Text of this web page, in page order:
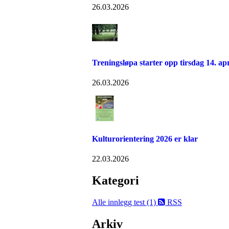
26.03.2026
Treningsløpa starter opp tirsdag 14.
26.03.2026
Kulturorientering 2026 er klar
22.03.2026
Kategori
Alle innlegg test (1) RSS
Arkiv